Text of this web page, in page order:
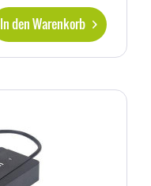
In den Warenkorb